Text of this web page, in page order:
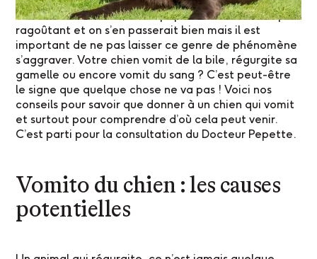
combat à la maison, votre pepette vomit ! C’est peu
ragoûtant et on s’en passerait bien mais il est
important de ne pas laisser ce genre de phénomène
s’aggraver. Votre chien vomit de la bile, régurgite sa
gamelle ou encore vomit du sang ? C’est peut-être
le signe que quelque chose ne va pas ! Voici nos
conseils pour savoir que donner à un chien qui vomit
et surtout pour comprendre d’où cela peut venir.
C’est parti pour la consultation du Docteur Pepette.
Vomito du chien : les causes
potentielles